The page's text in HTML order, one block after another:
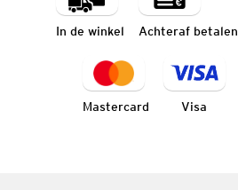
In de winkel Achteraf betalen
Mastercard Visa